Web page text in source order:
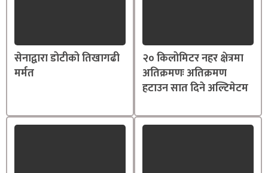
सेनाद्वारा डोटीको तिखागढी
मर्मत
२० किलोमिटर नहर क्षेत्रमा
अतिक्रमणः अतिक्रमण
हटाउन सात दिने अल्टिमेटम